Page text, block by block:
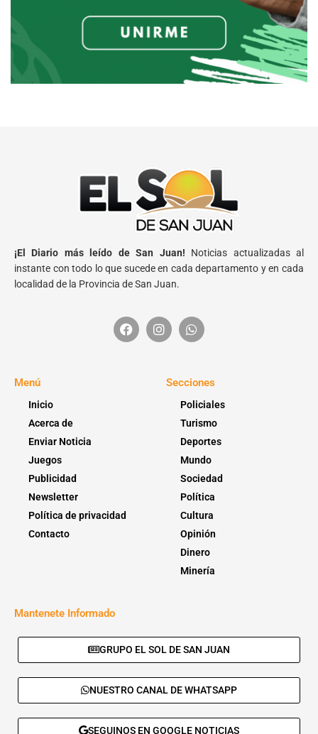
¡El Diario más leído de San Juan! Noticias actualizadas al
instante con todo lo que sucede en cada departamento y en cada
localidad de la Provincia de San Juan.
Menú
Inicio
Acerca de
Enviar Noticia
Juegos
Publicidad
Newsletter
Política de privacidad
Contacto
Secciones
Policiales
Turismo
Deportes
Mundo
Sociedad
Política
Cultura
Opinión
Dinero
Minería
Mantenete Informado
GRUPO EL SOL DE SAN JUAN
NUESTRO CANAL DE WHATSAPP
SEGUINOS EN GOOGLE NOTICIAS